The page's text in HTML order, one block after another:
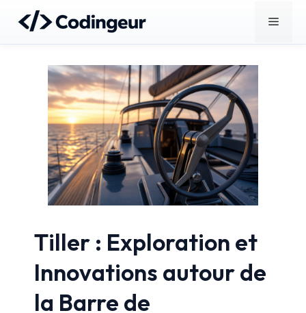
contenu
Menu
Tiller : Exploration et
Innovations autour de
la Barre de